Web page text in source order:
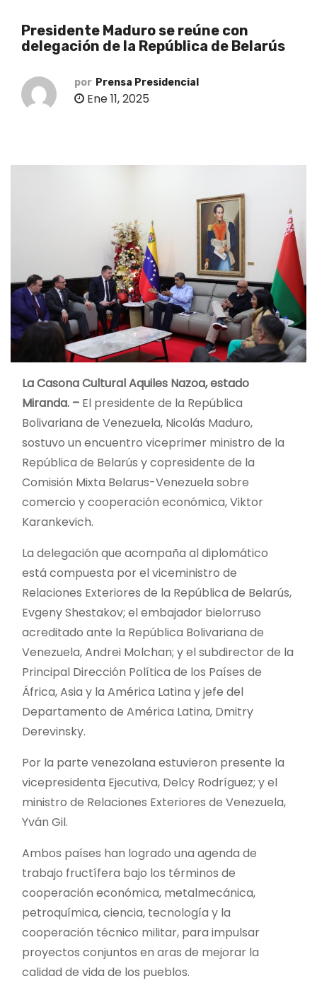
Presidente Maduro se reúne con
delegación de la República de Belarús
por Prensa Presidencial
Ene 11, 2025
La Casona Cultural Aquiles Nazoa, estado
Miranda. – El presidente de la República
Bolivariana de Venezuela, Nicolás Maduro,
sostuvo un encuentro viceprimer ministro de la
República de Belarús y copresidente de la
Comisión Mixta Belarus-Venezuela sobre
comercio y cooperación económica, Viktor
Karankevich.
La delegación que acompaña al diplomático
está compuesta por el viceministro de
Relaciones Exteriores de la República de Belarús,
Evgeny Shestakov; el embajador bielorruso
acreditado ante la República Bolivariana de
Venezuela, Andrei Molchan; y el subdirector de la
Principal Dirección Política de los Países de
África, Asia y la América Latina y jefe del
Departamento de América Latina, Dmitry
Derevinsky.
Por la parte venezolana estuvieron presente la
vicepresidenta Ejecutiva, Delcy Rodríguez; y el
ministro de Relaciones Exteriores de Venezuela,
Yván Gil.
Ambos países han logrado una agenda de
trabajo fructífera bajo los términos de
cooperación económica, metalmecánica,
petroquímica, ciencia, tecnología y la
cooperación técnico militar, para impulsar
proyectos conjuntos en aras de mejorar la
calidad de vida de los pueblos.